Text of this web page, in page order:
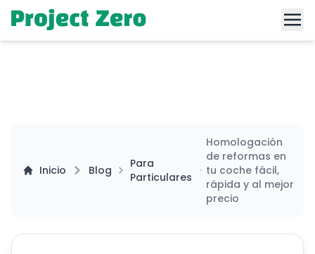
Inicio Blog
Para
Particulares
Homologación
de reformas en
tu coche fácil,
rápida y al mejor
precio